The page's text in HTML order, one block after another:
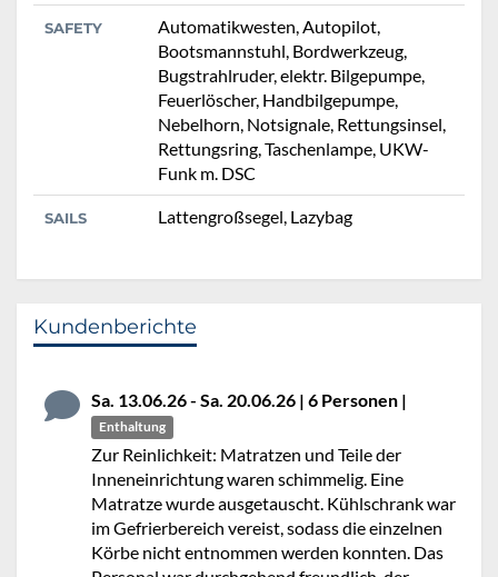
SAFETY
Automatikwesten, Autopilot,
Bootsmannstuhl, Bordwerkzeug,
Bugstrahlruder, elektr. Bilgepumpe,
Feuerlöscher, Handbilgepumpe,
Nebelhorn, Notsignale, Rettungsinsel,
Rettungsring, Taschenlampe, UKW-
Funk m. DSC
SAILS Lattengroßsegel, Lazybag
Kundenberichte
Sa. 13.06.26 - Sa. 20.06.26 | 6 Personen |
Enthaltung
Zur Reinlichkeit: Matratzen und Teile der
Inneneinrichtung waren schimmelig. Eine
Matratze wurde ausgetauscht. Kühlschrank war
im Gefrierbereich vereist, sodass die einzelnen
Körbe nicht entnommen werden konnten. Das